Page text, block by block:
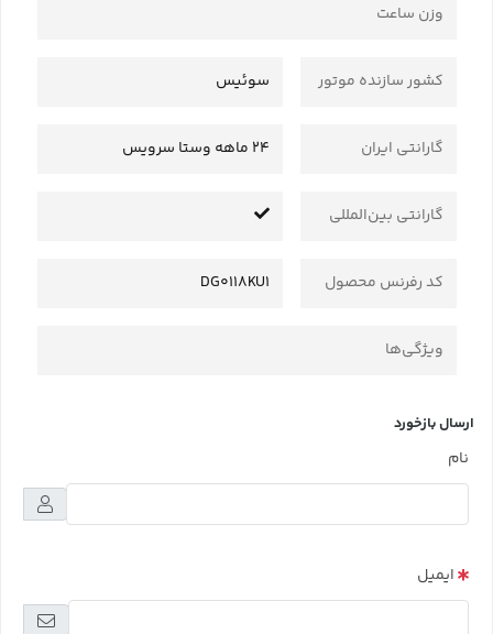
وزن ساعت
کشور سازنده موتور سوئیس
گارانتی ایران 24 ماهه وستا سرویس
گارانتی بین‌المللی
کد رفرنس محصول DG0118KU1
ویژگی‌ها
ارسال بازخورد
نام
ایمیل